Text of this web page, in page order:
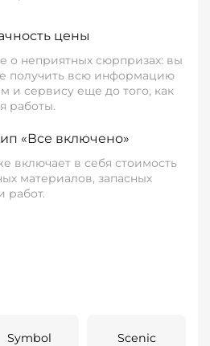
цены
о неприятных сюрпризах: вы
получить всю информацию
и сервису еще до того, как
работы.
«Все включено»
включает в себя стоимость
материалов, запасных
работ.
Symbol Scenic